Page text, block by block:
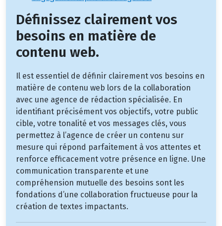
Définissez clairement vos
besoins en matière de
contenu web.
Il est essentiel de définir clairement vos besoins en
matière de contenu web lors de la collaboration
avec une agence de rédaction spécialisée. En
identifiant précisément vos objectifs, votre public
cible, votre tonalité et vos messages clés, vous
permettez à l’agence de créer un contenu sur
mesure qui répond parfaitement à vos attentes et
renforce efficacement votre présence en ligne. Une
communication transparente et une
compréhension mutuelle des besoins sont les
fondations d’une collaboration fructueuse pour la
création de textes impactants.